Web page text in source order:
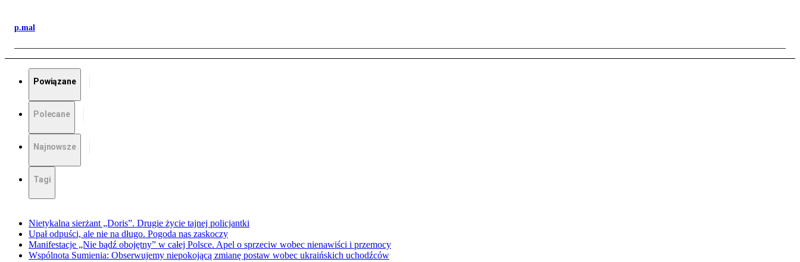
p.mal
Powiązane
Polecane
Najnowsze
Tagi
Nietykalna sierżant „Doris”. Drugie życie tajnej policjantki
Upał odpuści, ale nie na długo. Pogoda nas zaskoczy
Manifestacje „Nie bądź obojętny” w całej Polsce. Apel o sprzeciw wobec nienawiści i przemocy
Wspólnota Sumienia: Obserwujemy niepokojącą zmianę postaw wobec ukraińskich uchodźców